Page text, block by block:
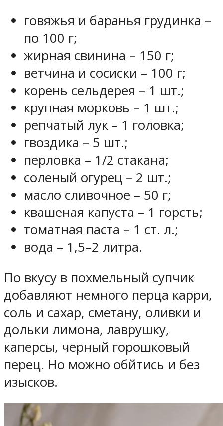
говяжья и баранья грудинка –
по 100 г;
жирная свинина – 150 г;
ветчина и сосиски – 100 г;
корень сельдерея – 1 шт.;
крупная морковь – 1 шт.;
репчатый лук – 1 головка;
гвоздика – 5 шт.;
перловка – 1/2 стакана;
соленый огурец – 2 шт.;
масло сливочное – 50 г;
квашеная капуста – 1 горсть;
томатная паста – 1 ст. л.;
вода – 1,5–2 литра.
По вкусу в похмельный супчик
добавляют немного перца карри,
соль и сахар, сметану, оливки и
дольки лимона, лаврушку,
каперсы, черный горошковый
перец. Но можно обйтись и без
изысков.